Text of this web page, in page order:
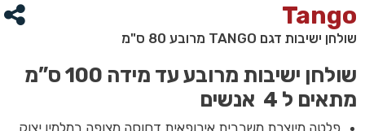
Tango
שולחן ישיבות דגם TANGO מרובע 80 ס"מ
שולחן ישיבות מרובע עד מידה 100 ס”מ
מתאים ל 4 אנשים
פלטה מיוצרת משבבית אירופאית דחוסה מצופה במלמין יצוק